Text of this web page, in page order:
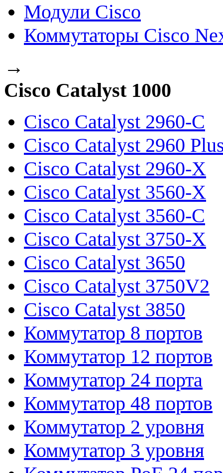
Модули Cisco
Коммутаторы Cisco
→
Cisco Catalyst 1000
Cisco Catalyst 2960-C
Cisco Catalyst 2960
Cisco Catalyst 2960-X
Cisco Catalyst 3560-X
Cisco Catalyst 3560-C
Cisco Catalyst 3750-X
Cisco Catalyst 3650
Cisco Catalyst 3750V2
Cisco Catalyst 3850
Коммутатор 8 портов
Коммутатор 12 портов
Коммутатор 24 порта
Коммутатор 48 портов
Коммутатор 2 уровня
Коммутатор 3 уровня